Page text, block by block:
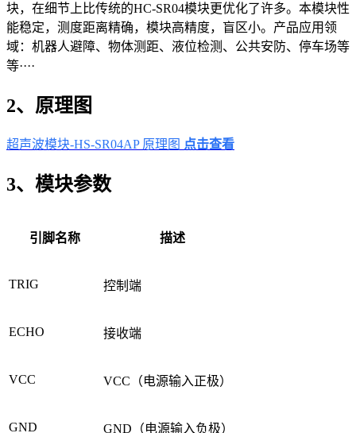
块，在细节上比传统的HC-SR04模块更优化了许多。本模块性
能稳定，测度距离精确，模块高精度，盲区小。产品应用领
域：机器人避障、物体测距、液位检测、公共安防、停车场等
等····
2、原理图
超声波模块-HS-SR04AP 原理图 点击查看
3、模块参数
引脚名称 描述
TRIG 控制端
ECHO 接收端
VCC VCC（电源输入正极）
GND GND（电源输入负极）